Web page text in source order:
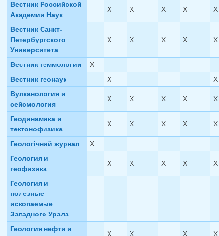
Вестник Российской
Академии Наук
X X X X X
Вестник Санкт-
Петербургского
Университета
X X X X X
Вестник геммологии
X
Вестник геонаук
X
X
Вулканология и
сейсмология
X X X X X
Геодинамика и
тектонофизика
X X X X X
Геологiчний журнал
X
Геология и
геофизика
X X X X X
Геология и
полезные
ископаемые
Западного Урала
Геология нефти и
X X X X